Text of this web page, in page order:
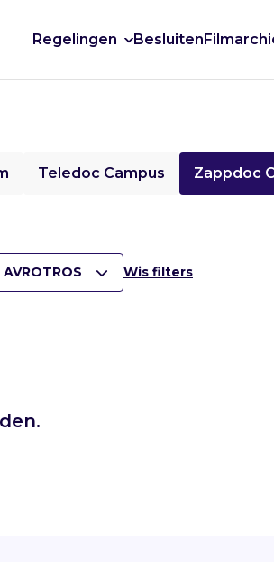
Regelingen Besluiten
Teledoc Campus Zappdoc
AVROTROS Wis filters